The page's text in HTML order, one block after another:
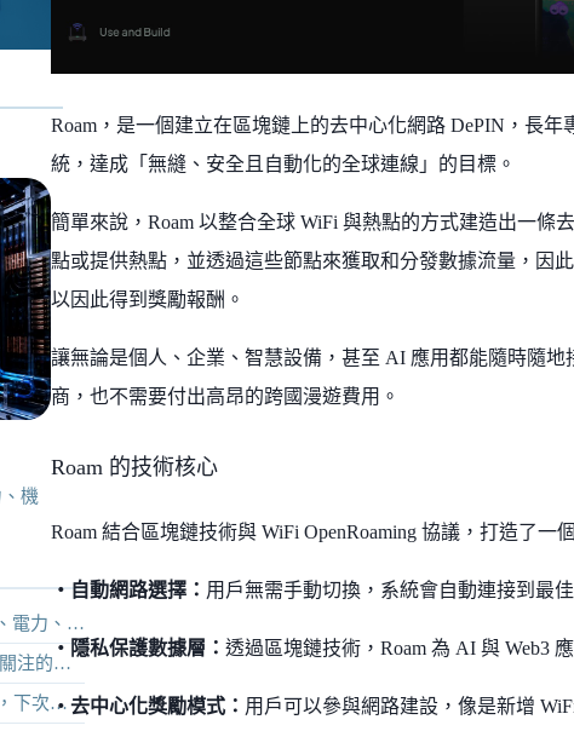
機
股供應鏈
鏈企業
了嗎？
Roam，是一個建立在區塊鏈上的去中心化網路 DePIN，長
統，達成「無縫、安全且自動化的全球連線」的目標。
簡單來說，Roam 以整合全球 WiFi 與熱點的方式建造出一條
點或提供熱點，並透過這些節點來獲取和分發數據流量，因
以因此得到獎勵報酬。
讓無論是個人、企業、智慧設備，甚至 AI 應用都能隨時隨
商，也不需要付出高昂的跨國漫遊費用。
Roam 的技術核心
Roam 結合區塊鏈技術與 WiFi OpenRoaming 協議，打造了
・自動網路選擇： 用戶無需手動切換，系統會自動連接到最
・隱私保護數據層： 透過區塊鏈技術，Roam 為 AI 與 Web3
・去中心化獎勵模式： 用戶可以參與網路建設，像是新增